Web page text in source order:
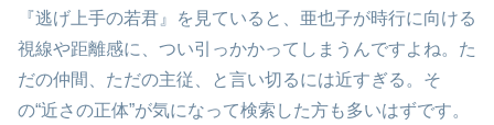
『逃げ上手の若君』を見ていると、亜也子が時行に向ける
視線や距離感に、つい引っかかってしまうんですよね。た
だの仲間、ただの主従、と言い切るには近すぎる。そ
の“近さの正体”が気になって検索した方も多いはずです。